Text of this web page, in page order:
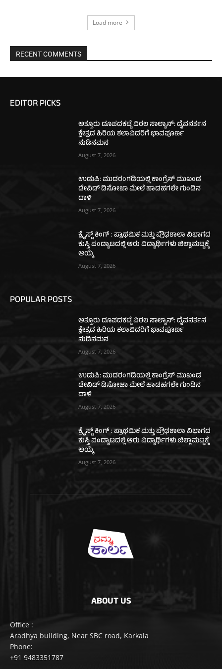
Load more
RECENT COMMENTS
EDITOR PICKS
ಅತ್ತೂರು ದೂಪದಕಟ್ಟೆ ವಿಠಲ ಸಾಲ್ಯಾನ್: ದೈವನರ್ತನ
ಕ್ಷೇತ್ರದ ಹಿರಿಯ ಕಲಾವಿದರಿಗೆ ಭಾವಪೂರ್ಣ
ನುಡಿನಮನ
August 7, 2026
ಉಡುಪಿ: ಮುದರಂಗಡಿಯಲ್ಲಿ ಕಾಂಗ್ರೆಸ್ ಮುಖಂಡ
ಡೇವಿಡ್ ಡಿಸೋಜಾ ಮೇಲೆ ಹಾಡಹಗಲೇ ಗುಂಡಿನ
ದಾಳಿ
August 7, 2026
ಕ್ರೈಸ್ಟ್ ಕಿಂಗ್ : ಪ್ರಾಥಮಿಕ ಮತ್ತು ಪ್ರೌಢಶಾಲಾ ವಿಭಾಗದ
ಕುಸ್ತಿ ಪಂದ್ಯಾಟದಲ್ಲಿ ಆರು ವಿದ್ಯಾರ್ಥಿಗಳು ಜಿಲ್ಲಾಮಟ್ಟಕ್ಕೆ
ಆಯ್ಕೆ
August 7, 2026
POPULAR POSTS
ಅತ್ತೂರು ದೂಪದಕಟ್ಟೆ ವಿಠಲ ಸಾಲ್ಯಾನ್: ದೈವನರ್ತನ
ಕ್ಷೇತ್ರದ ಹಿರಿಯ ಕಲಾವಿದರಿಗೆ ಭಾವಪೂರ್ಣ
ನುಡಿನಮನ
August 7, 2026
ಉಡುಪಿ: ಮುದರಂಗಡಿಯಲ್ಲಿ ಕಾಂಗ್ರೆಸ್ ಮುಖಂಡ
ಡೇವಿಡ್ ಡಿಸೋಜಾ ಮೇಲೆ ಹಾಡಹಗಲೇ ಗುಂಡಿನ
ದಾಳಿ
August 7, 2026
ಕ್ರೈಸ್ಟ್ ಕಿಂಗ್ : ಪ್ರಾಥಮಿಕ ಮತ್ತು ಪ್ರೌಢಶಾಲಾ ವಿಭಾಗದ
ಕುಸ್ತಿ ಪಂದ್ಯಾಟದಲ್ಲಿ ಆರು ವಿದ್ಯಾರ್ಥಿಗಳು ಜಿಲ್ಲಾಮಟ್ಟಕ್ಕೆ
ಆಯ್ಕೆ
August 7, 2026
ABOUT US
Office :
Aradhya building, Near SBC road, Karkala
Phone:
+91 9483351787